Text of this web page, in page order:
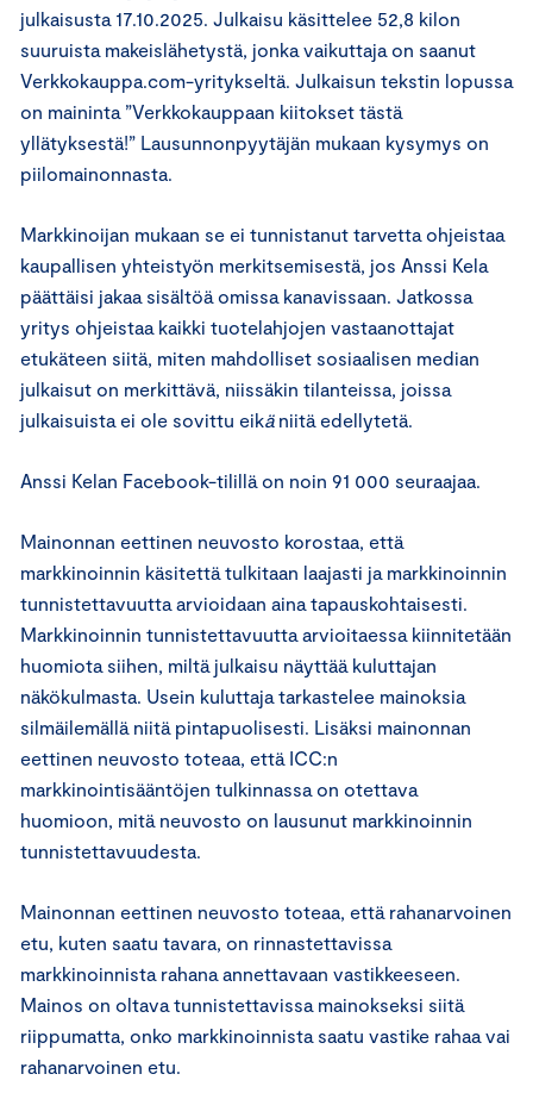
julkaisusta 17.10.2025. Julkaisu käsittelee 52,8 kilon
suuruista makeislähetystä, jonka vaikuttaja on saanut
Verkkokauppa.com-yritykseltä. Julkaisun tekstin lopussa
on maininta ”Verkkokauppaan kiitokset tästä
yllätyksestä!” Lausunnonpyytäjän mukaan kysymys on
piilomainonnasta.
Markkinoijan mukaan se ei tunnistanut tarvetta ohjeistaa
kaupallisen yhteistyön merkitsemisestä, jos Anssi Kela
päättäisi jakaa sisältöä omissa kanavissaan. Jatkossa
yritys ohjeistaa kaikki tuotelahjojen vastaanottajat
etukäteen siitä, miten mahdolliset sosiaalisen median
julkaisut on merkittävä, niissäkin tilanteissa, joissa
julkaisuista ei ole sovittu eikä niitä edellytetä.
Anssi Kelan Facebook-tilillä on noin 91 000 seuraajaa.
Mainonnan eettinen neuvosto korostaa, että
markkinoinnin käsitettä tulkitaan laajasti ja markkinoinnin
tunnistettavuutta arvioidaan aina tapauskohtaisesti.
Markkinoinnin tunnistettavuutta arvioitaessa kiinnitetään
huomiota siihen, miltä julkaisu näyttää kuluttajan
näkökulmasta. Usein kuluttaja tarkastelee mainoksia
silmäilemällä niitä pintapuolisesti. Lisäksi mainonnan
eettinen neuvosto toteaa, että ICC:n
markkinointisääntöjen tulkinnassa on otettava
huomioon, mitä neuvosto on lausunut markkinoinnin
tunnistettavuudesta.
Mainonnan eettinen neuvosto toteaa, että rahanarvoinen
etu, kuten saatu tavara, on rinnastettavissa
markkinoinnista rahana annettavaan vastikkeeseen.
Mainos on oltava tunnistettavissa mainokseksi siitä
riippumatta, onko markkinoinnista saatu vastike rahaa vai
rahanarvoinen etu.